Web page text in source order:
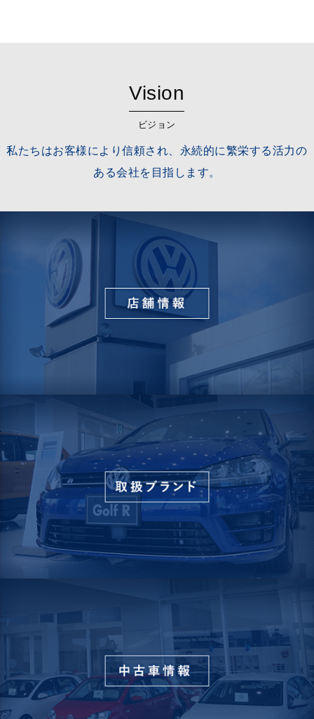
フォルクスワーゲン＊宇宙兄弟フェア 第2弾開催🚀
2025-12-11
Volkswagen岐阜南 2025 Final Event開催✨
Vision
ビジョン
私たちはお客様により信頼され、永続的に繁栄する活力の
ある会社を目指します。